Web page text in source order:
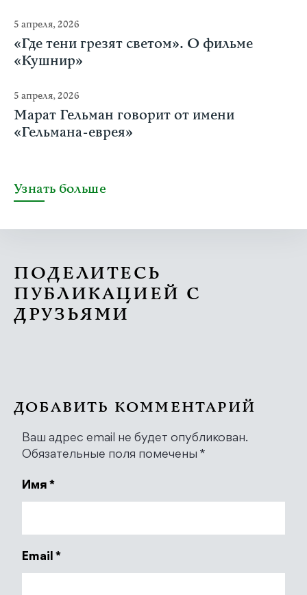
5 апреля, 2026
«Где тени грезят светом». О фильме
«Кушнир»
5 апреля, 2026
Марат Гельман говорит от имени
«Гельмана-еврея»
Узнать больше
ПОДЕЛИТЕСЬ
ПУБЛИКАЦИЕЙ С
ДРУЗЬЯМИ
ДОБАВИТЬ КОММЕНТАРИЙ
Ваш адрес email не будет опубликован.
Обязательные поля помечены *
Имя *
Email *